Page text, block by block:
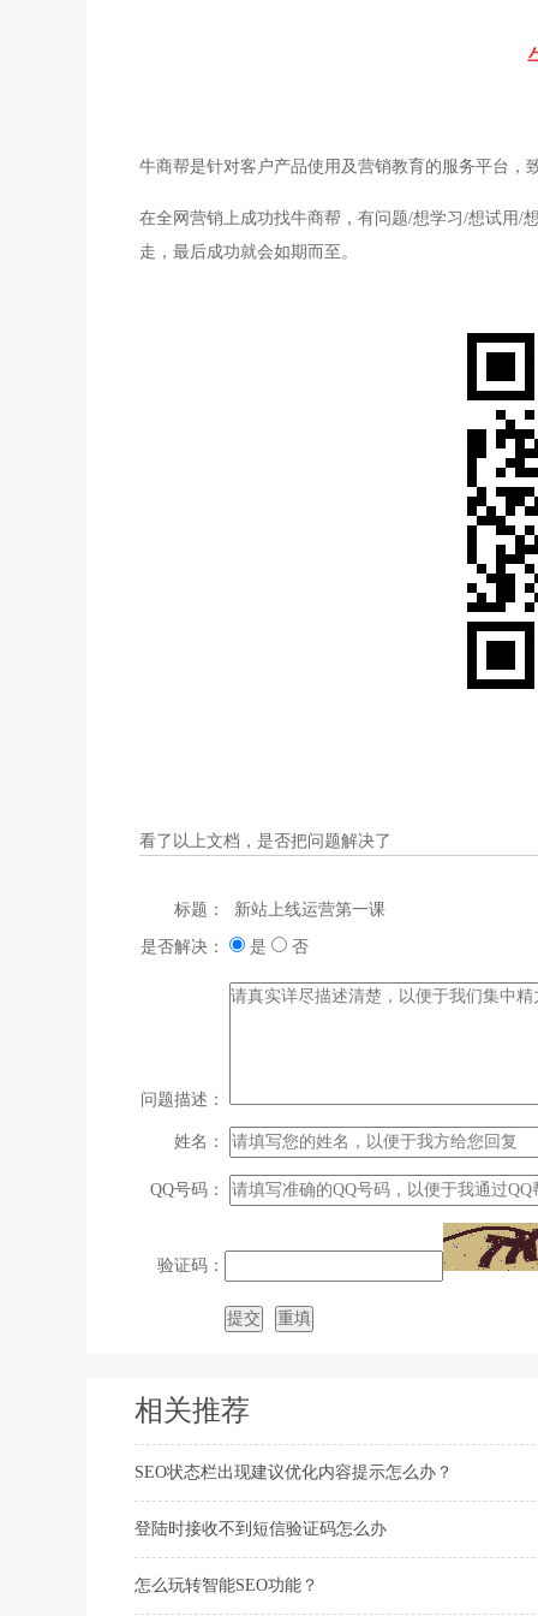
牛商帮是针对客户产品使用及营销教育的服务平台
在全网营销上成功找牛商帮，有问题/想学习/想试用/
走，最后成功就会如期而至。
看了以上文档，是否把问题解决了
标题：
是否解决： 是 否
问题描述：
姓名：
QQ号码：
验证码：
相关推荐
SEO状态栏出现建议优化内容提示怎么办？
登陆时接收不到短信验证码怎么办
怎么玩转智能SEO功能？